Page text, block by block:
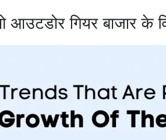
आउटडोर गियर बाजार के